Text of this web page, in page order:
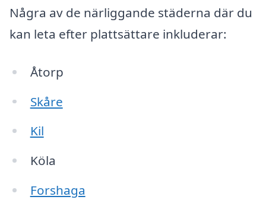
Några av de närliggande städerna där du
kan leta efter plattsättare inkluderar:
Åtorp
Skåre
Kil
Köla
Forshaga